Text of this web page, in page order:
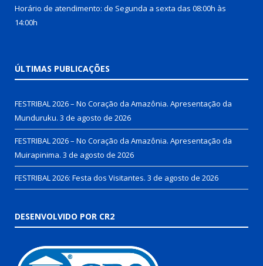
Horário de atendimento: de Segunda a sexta das 08:00h às
14:00h
ÚLTIMAS PUBLICAÇÕES
FESTRIBAL 2026 – No Coração da Amazônia. Apresentação da
Munduruku. 3 de agosto de 2026
FESTRIBAL 2026 – No Coração da Amazônia. Apresentação da
Muirapinima. 3 de agosto de 2026
FESTRIBAL 2026: Festa dos Visitantes. 3 de agosto de 2026
DESENVOLVIDO POR CR2